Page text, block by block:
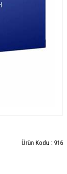
Ürün Kodu : 916